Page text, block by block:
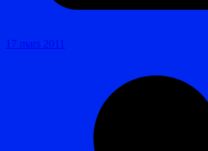
17 mars 2011